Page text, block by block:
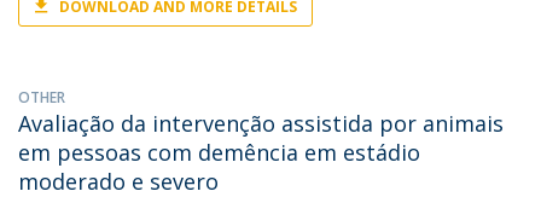
DOWNLOAD AND MORE DETAILS
OTHER
Avaliação da intervenção assistida por animais
em pessoas com demência em estádio
moderado e severo